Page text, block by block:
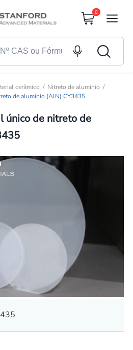
0
cerâmico
Nitreto de alumínio
de alumínio (AlN) CY3435
único de nitreto de